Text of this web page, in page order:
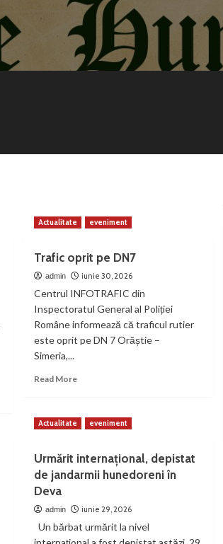
Actualitate eveniment
Trafic oprit pe DN7
admin iunie 30, 2026
Centrul INFOTRAFIC din
Inspectoratul General al Poliției
Române informează că traficul rutier
este oprit pe DN 7 Orăștie –
Simeria,...
Read MoreRead
Trafic
oprit
DN7
Actualitate eveniment
Urmărit internațional, depistat
de jandarmii hunedoreni în
Deva
admin iunie 29, 2026
Un bărbat urmărit la nivel